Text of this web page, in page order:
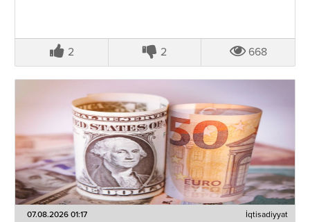
2 2 668
07.08.2026 01:17 İqtisadiyyat